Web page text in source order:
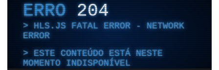
ERRO204
HLS.JS FATAL ERROR - NETWORK
ERROR
ESTE CONTEÚDO ESTÁ NESTE
MOMENTO INDISPONÍVEL